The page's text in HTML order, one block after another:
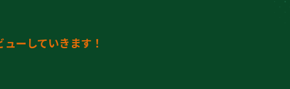
ーしていきます！